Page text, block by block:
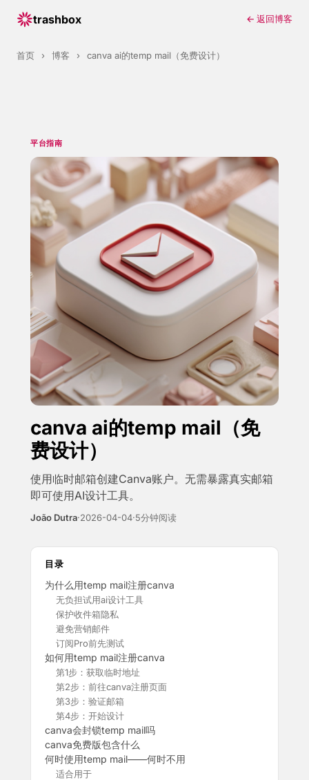
trashbox ← 返回博客
首页 › 博客 › canva ai的temp mail（免费设计）
平台指南
canva ai的temp mail（免
费设计）
使用临时邮箱创建Canva账户。无需暴露真实邮箱
即可使用AI设计工具。
João Dutra·2026-04-04·5分钟阅读
目录
为什么用temp mail注册canva
无负担试用ai设计工具
保护收件箱隐私
避免营销邮件
订阅Pro前先测试
如何用temp mail注册canva
第1步：获取临时地址
第2步：前往canva注册页面
第3步：验证邮箱
第4步：开始设计
canva会封锁temp mail吗
canva免费版包含什么
何时使用temp mail——何时不用
适合用于